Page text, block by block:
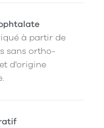
à partir de
sans ortho-
d'origine